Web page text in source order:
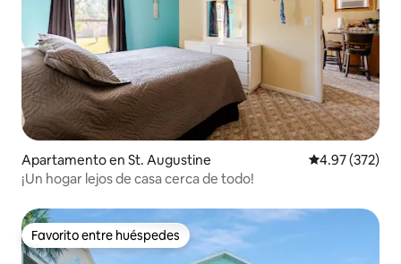
Apartamento en St. Augustine Calificación
4.97 (372)
¡Un hogar lejos de casa cerca de todo!
Favorito entre huéspedes
Favorito entre huéspedes